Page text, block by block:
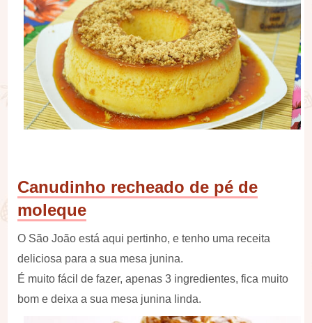
Canudinho recheado de pé de
moleque
O São João está aqui pertinho, e tenho uma receita
deliciosa para a sua mesa junina.
É muito fácil de fazer, apenas 3 ingredientes, fica muito
bom e deixa a sua mesa junina linda.